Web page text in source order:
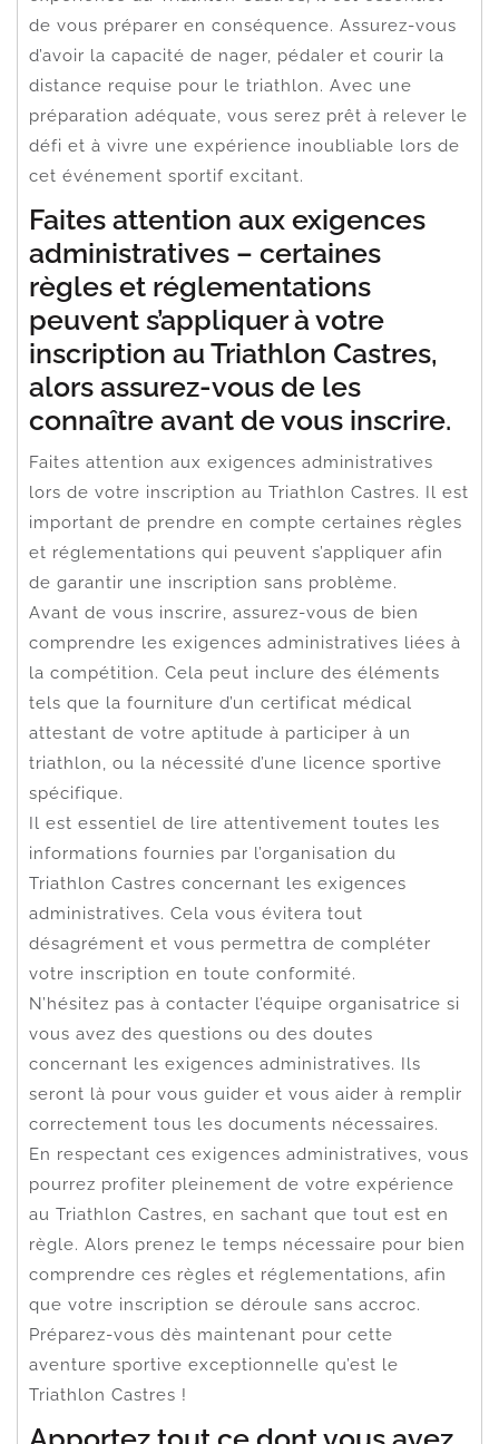
de vous préparer en conséquence. Assurez-vous
d’avoir la capacité de nager, pédaler et courir la
distance requise pour le triathlon. Avec une
préparation adéquate, vous serez prêt à relever le
défi et à vivre une expérience inoubliable lors de
cet événement sportif excitant.
Faites attention aux exigences
administratives – certaines
règles et réglementations
peuvent s’appliquer à votre
inscription au Triathlon Castres,
alors assurez-vous de les
connaître avant de vous inscrire.
Faites attention aux exigences administratives
lors de votre inscription au Triathlon Castres. Il est
important de prendre en compte certaines règles
et réglementations qui peuvent s’appliquer afin
de garantir une inscription sans problème.
Avant de vous inscrire, assurez-vous de bien
comprendre les exigences administratives liées à
la compétition. Cela peut inclure des éléments
tels que la fourniture d’un certificat médical
attestant de votre aptitude à participer à un
triathlon, ou la nécessité d’une licence sportive
spécifique.
Il est essentiel de lire attentivement toutes les
informations fournies par l’organisation du
Triathlon Castres concernant les exigences
administratives. Cela vous évitera tout
désagrément et vous permettra de compléter
votre inscription en toute conformité.
N’hésitez pas à contacter l’équipe organisatrice si
vous avez des questions ou des doutes
concernant les exigences administratives. Ils
seront là pour vous guider et vous aider à remplir
correctement tous les documents nécessaires.
En respectant ces exigences administratives, vous
pourrez profiter pleinement de votre expérience
au Triathlon Castres, en sachant que tout est en
règle. Alors prenez le temps nécessaire pour bien
comprendre ces règles et réglementations, afin
que votre inscription se déroule sans accroc.
Préparez-vous dès maintenant pour cette
aventure sportive exceptionnelle qu’est le
Triathlon Castres !